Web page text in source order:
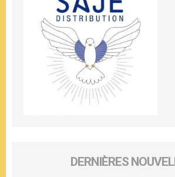
DERNIÈRES